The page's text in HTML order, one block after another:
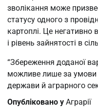
зволікання може
статусу одного з
картоплі. Це
і рівень зайнятості в
“Збереження доданої
можливе лише за умови
держави й аграрного
Опубліковано у Аграрії